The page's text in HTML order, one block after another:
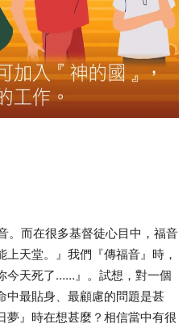
而在很多基督徒心目中，福音
天堂。』我們『傳福音』時，
今天死了……』。試想，對一個
中最貼身、最顧慮的問題是甚
夢』時在想甚麼？相信當中有很